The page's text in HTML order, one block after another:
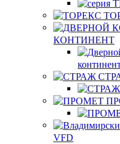
КОНТИНЕНТ
VFD